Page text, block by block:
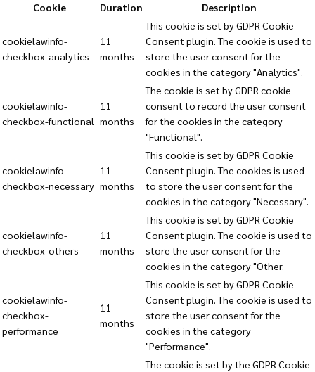
Cookie
Duration Description
cookielawinfo-
checkbox-analytics
11
months
This cookie is set by GDPR Cookie
Consent plugin. The cookie is used to
store the user consent for the
cookies in the category "Analytics".
cookielawinfo-
checkbox-functional
11
months
The cookie is set by GDPR cookie
consent to record the user consent
for the cookies in the category
"Functional".
cookielawinfo-
checkbox-necessary
11
months
This cookie is set by GDPR Cookie
Consent plugin. The cookies is used
to store the user consent for the
cookies in the category "Necessary".
cookielawinfo-
checkbox-others
11
months
This cookie is set by GDPR Cookie
Consent plugin. The cookie is used to
store the user consent for the
cookies in the category "Other.
cookielawinfo-
checkbox-
performance
11
months
This cookie is set by GDPR Cookie
Consent plugin. The cookie is used to
store the user consent for the
cookies in the category
"Performance".
The cookie is set by the GDPR Cookie